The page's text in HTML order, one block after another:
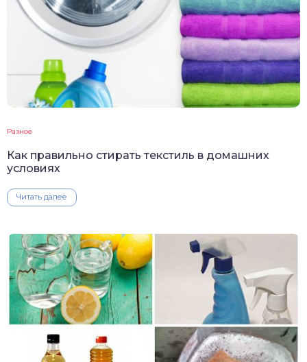
Разное
Как правильно стирать текстиль в домашних
условиях
Читать далее